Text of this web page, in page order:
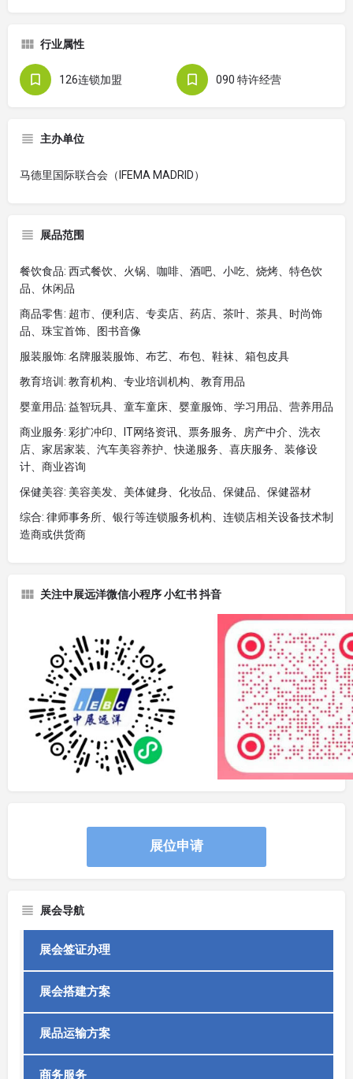
行业属性
126连锁加盟 090 特许经营
主办单位
马德里国际联合会（IFEMA MADRID）
展品范围
餐饮食品: 西式餐饮、火锅、咖啡、酒吧、小吃、烧烤、特色饮
品、休闲品
商品零售: 超市、便利店、专卖店、药店、茶叶、茶具、时尚饰
品、珠宝首饰、图书音像
服装服饰: 名牌服装服饰、布艺、布包、鞋袜、箱包皮具
教育培训: 教育机构、专业培训机构、教育用品
婴童用品: 益智玩具、童车童床、婴童服饰、学习用品、营养用品
商业服务: 彩扩冲印、IT网络资讯、票务服务、房产中介、洗衣
店、家居家装、汽车美容养护、快递服务、喜庆服务、装修设
计、商业咨询
保健美容: 美容美发、美体健身、化妆品、保健品、保健器材
综合: 律师事务所、银行等连锁服务机构、连锁店相关设备技术制
造商或供货商
关注中展远洋微信小程序 小红书 抖音
展位申请
展会导航
展会签证办理
展会搭建方案
展品运输方案
商务服务